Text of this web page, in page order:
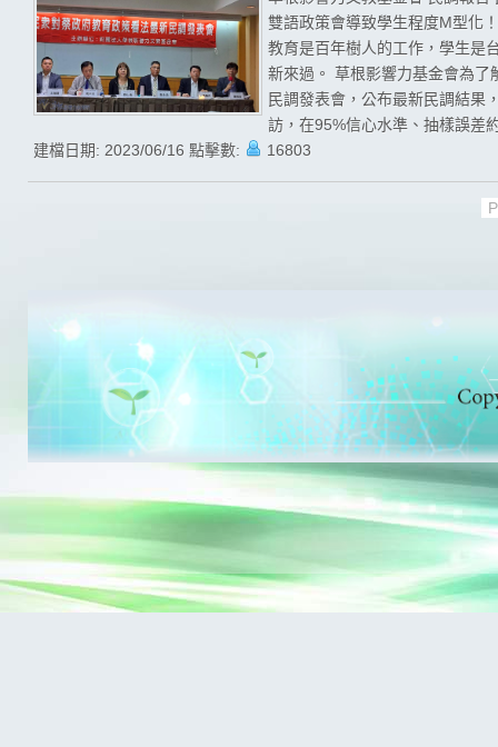
雙語政策會導致學生程度M型化
教育是百年樹人的工作，學生是
新來過。 草根影響力基金會為了
民調發表會，公布最新民調結果
訪，在95%信心水準、抽樣誤差
建檔日期: 2023/06/16 點擊數: 16803